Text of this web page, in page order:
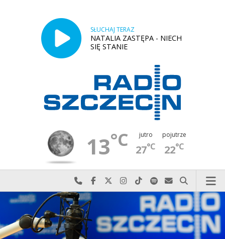
SŁUCHAJ TERAZ
NATALIA ZASTĘPA - NIECH
SIĘ STANIE
13°C jutro
27°C
pojutrze
22°C
Najlepiej po prostu do nas zadzwoń
Odwiedź nas na Facebook-u
Odwiedź nas na X
Odwiedź nas na Instagram-ie
Odwiedź nas na TikTok-u
Szukaj nas na Spotify
Wyślij do nas
Szukaj